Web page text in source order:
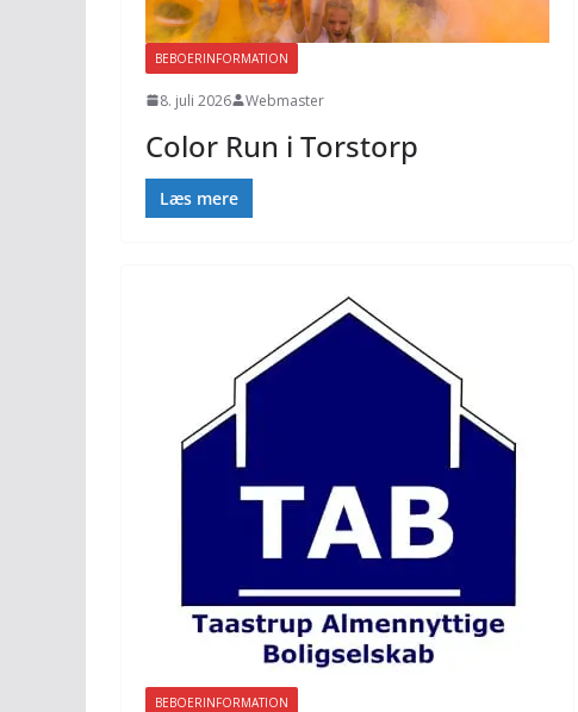
BEBOERINFORMATION
8. juli 2026 Webmaster
Color Run i Torstorp
Læs mere
BEBOERINFORMATION